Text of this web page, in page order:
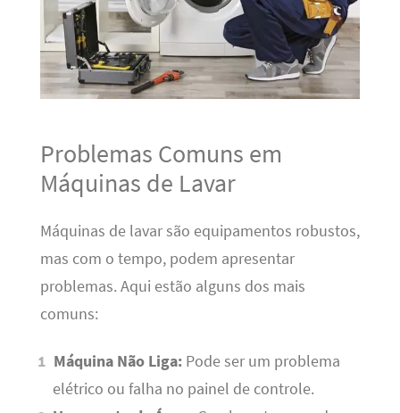
Problemas Comuns em
Máquinas de Lavar
Máquinas de lavar são equipamentos robustos,
mas com o tempo, podem apresentar
problemas. Aqui estão alguns dos mais
comuns:
Máquina Não Liga: Pode ser um problema
elétrico ou falha no painel de controle.